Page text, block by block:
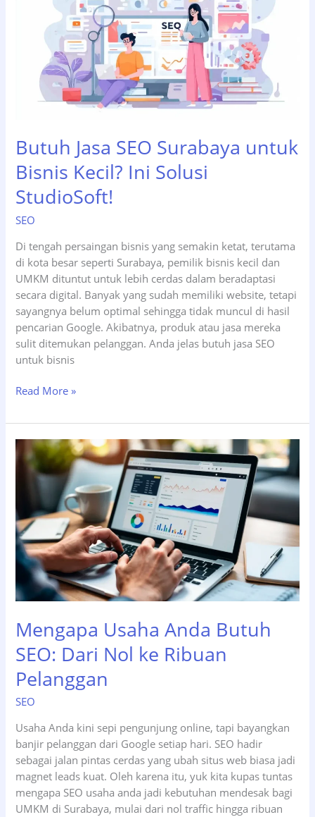
Optimasi
Daerah
Butuh Jasa SEO Surabaya untuk
Bisnis Kecil? Ini Solusi
StudioSoft!
SEO
Di tengah persaingan bisnis yang semakin ketat, terutama
di kota besar seperti Surabaya, pemilik bisnis kecil dan
UMKM dituntut untuk lebih cerdas dalam beradaptasi
secara digital. Banyak yang sudah memiliki website, tetapi
sayangnya belum optimal sehingga tidak muncul di hasil
pencarian Google. Akibatnya, produk atau jasa mereka
sulit ditemukan pelanggan. Anda jelas butuh jasa SEO
untuk bisnis
Butuh
SEO
Surabaya
untuk
Bisnis
Kecil?
Solusi
StudioSoft!
Read More »
Mengapa Usaha Anda Butuh
SEO: Dari Nol ke Ribuan
Pelanggan
SEO
Usaha Anda kini sepi pengunjung online, tapi bayangkan
banjir pelanggan dari Google setiap hari. SEO hadir
sebagai jalan pintas cerdas yang ubah situs web biasa jadi
magnet leads kuat. Oleh karena itu, yuk kita kupas tuntas
mengapa SEO usaha anda jadi kebutuhan mendesak bagi
UMKM di Surabaya, mulai dari nol traffic hingga ribuan